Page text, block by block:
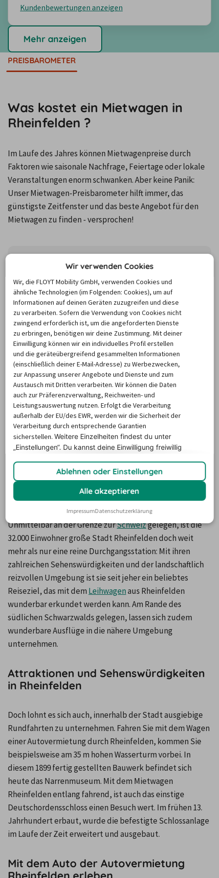
Kundenbewertungen anzeigen
Mehr anzeigen
PREISBAROMETER
Was kostet ein Mietwagen in
Rheinfelden ?
Im Laufe des Jahres können Mietwagenpreise durch
Faktoren wie saisonale Nachfrage, Feiertage oder lokale
Veranstaltungen enorm schwanken. Aber keine Panik:
Unser Mietwagen-Preisbarometer hilft immer, das
günstigste Zeitfenster und das beste Angebot für den
Mietwagen zu finden - versprochen!
77,41 €
9/26
62,43 €
10/26
69,14 € 65,92 €
nächsten 12 Monate und können für neue Suchanfragen variieren.
Autovermietung Rheinfelden
Unmittelbar an der Grenze zur Schweiz gelegen, ist die
32.000 Einwohner große Stadt Rheinfelden doch weit
mehr als nur eine reine Durchgangsstation: Mit ihren
zahlreichen Sehenswürdigkeiten und der landschaftlich
reizvollen Umgebung ist sie seit jeher ein beliebtes
Reiseziel, das mit dem Leihwagen aus Rheinfelden
wunderbar erkundet werden kann. Am Rande des
südlichen Schwarzwalds gelegen, lassen sich zudem
wunderbare Ausflüge in die nähere Umgebung
unternehmen.
Attraktionen und Sehenswürdigkeiten
in Rheinfelden
Doch lohnt es sich auch, innerhalb der Stadt ausgiebige
Rundfahrten zu unternehmen. Fahren Sie mit dem Wagen
einer Autovermietung durch Rheinfelden, kommen Sie
beispielsweise am 35 m hohen Wasserturm vorbei. In
diesem 1899 fertig gestellten Bauwerk befindet sich
heute das Narrenmuseum. Mit dem Mietwagen
Rheinfelden entlang fahrend, ist auch das einstige
Deutschordensschloss einen Besuch wert. Im frühen 13.
Jahrhundert erbaut, wurde die befestigte Schlossanlage
im Laufe der Zeit erweitert und ausgebaut.
Mit dem Auto der Autovermietung
Wir verwenden Cookies
Wir, die FLOYT Mobility GmbH, verwenden Cookies und
ähnliche Technologien (im Folgenden: Cookies), um auf
Informationen auf deinen Geräten zuzugreifen und diese
zu verarbeiten. Sofern die Verwendung von Cookies nicht
zwingend erforderlich ist, um die angeforderten Dienste
zu erbringen, benötigen wir deine Zustimmung. Mit deiner
Einwilligung können wir ein individuelles Profil erstellen
und die geräteübergreifend gesammelten Informationen
(einschließlich deiner E-Mail-Adresse) zu Werbezwecken,
zur Anpassung unserer Angebote und Dienste und zum
Austausch mit Dritten verarbeiten. Wir können die Daten
auch zur Präferenzverwaltung, Reichweiten- und
Leistungsauswertung nutzen. Erfolgt die Verarbeitung
außerhalb der EU/des EWR, werden wir die Sicherheit der
Verarbeitung durch entsprechende Garantien
sicherstellen.Weitere Einzelheiten findest du unter
„Einstellungen“. Du kannst deine Einwilligung freiwillig
Ablehnen oder Einstellungen
Alle akzeptieren
ImpressumDatenschutzerklärung